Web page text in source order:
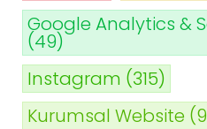
Google Analytics &
(49)
Instagram (315)
Kurumsal Website